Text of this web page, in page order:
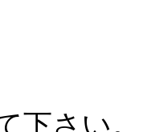
下さい。